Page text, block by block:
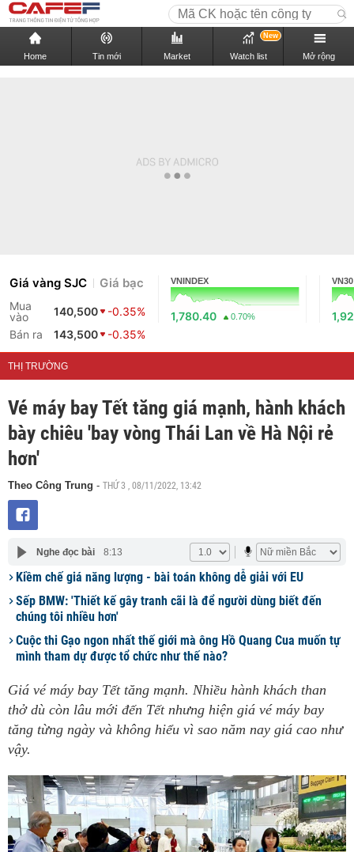
Home Tin mới Market Watch list
New
Mở rộng
Giá vàng SJC Giá bạc
Mua
vào
140,500
-0.35%
Bán ra
143,500 -0.35%
VNINDEX
1,780.40 0.70%
VN30
THỊ TRƯỜNG
Vé máy bay Tết tăng giá mạnh, hành khách
bày chiêu 'bay vòng Thái Lan về Hà Nội rẻ
hơn'
Theo Công Trung - THỨ 3 , 08/11/2022, 13:42
Nghe đọc bài 8:13
Kiềm chế giá năng lượng - bài toán không dễ giải với EU
Sếp BMW: 'Thiết kế gây tranh cãi là để người dùng biết đến
chúng tôi nhiều hơn'
Cuộc thi Gạo ngon nhất thế giới mà ông Hồ Quang Cua muốn tự
mình tham dự được tổ chức như thế nào?
Giá vé máy bay Tết tăng mạnh. Nhiều hành khách than
thở dù còn lâu mới đến Tết nhưng hiện giá vé máy bay
tăng từng ngày và không hiểu vì sao năm nay giá cao như
vậy.